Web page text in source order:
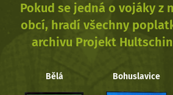
Pokud se jedná o vojáky z
obcí, hradí všechny
archivu Projekt
Bělá Bohuslavice